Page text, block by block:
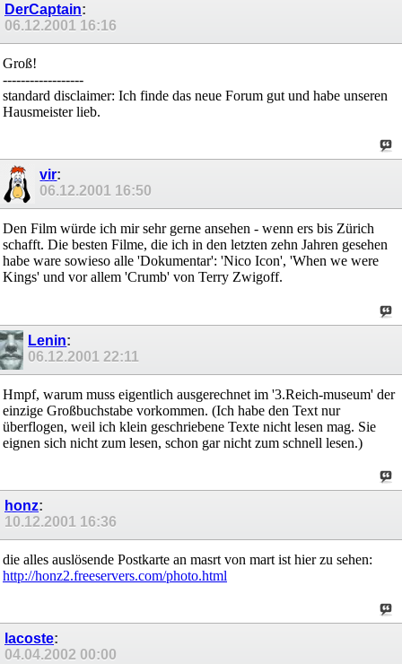
DerCaptain:
06.12.2001 16:16
Groß!
------------------
standard disclaimer: Ich finde das neue Forum gut und habe unseren
Hausmeister lieb.
vir:
06.12.2001 16:50
Den Film würde ich mir sehr gerne ansehen - wenn ers bis Zürich
schafft. Die besten Filme, die ich in den letzten zehn Jahren gesehen
habe ware sowieso alle 'Dokumentar': 'Nico Icon', 'When we were
Kings' und vor allem 'Crumb' von Terry Zwigoff.
Lenin:
06.12.200122:11
Hmpf, warum muss eigentlich ausgerechnet im '3.Reich-museum' der
einzige Großbuchstabe vorkommen. (Ich habe den Text nur
überflogen, weil ich klein geschriebene Texte nicht lesen mag. Sie
eignen sich nicht zum lesen, schon gar nicht zum schnell lesen.)
honz:
10.12.2001 16:36
die alles auslösende Postkarte an masrt von mart ist hier zu sehen:
http://honz2.freeservers.com/photo.html
lacoste:
04.04.2002 00:00